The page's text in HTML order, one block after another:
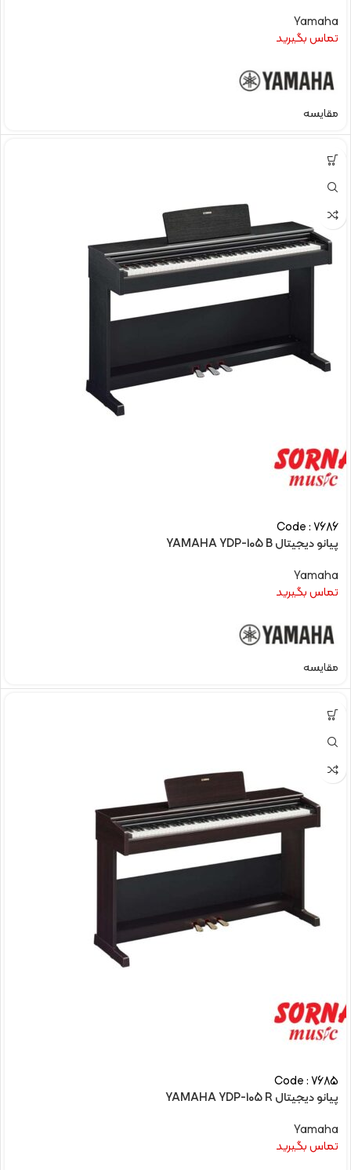
Yamaha
تماس بگیرید
مقایسه
Code : 7686
پیانو دیجیتال YAMAHA YDP-105 B
Yamaha
تماس بگیرید
مقایسه
Code : 7685
پیانو دیجیتال YAMAHA YDP-105 R
Yamaha
تماس بگیرید